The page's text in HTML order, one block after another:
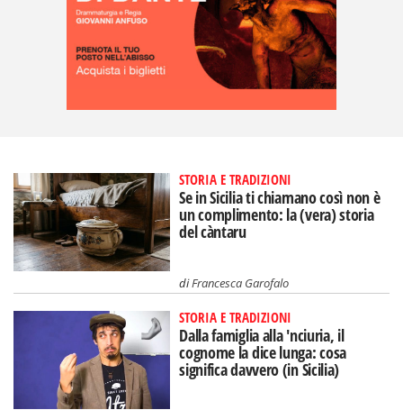
STORIA E TRADIZIONI
Se in Sicilia ti chiamano così non è
un complimento: la (vera) storia
del càntaru
diFrancesca Garofalo
STORIA E TRADIZIONI
Dalla famiglia alla 'nciuria, il
cognome la dice lunga: cosa
significa davvero (in Sicilia)